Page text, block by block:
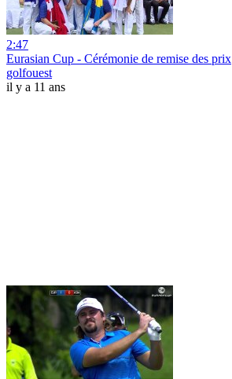
2:47
Eurasian Cup - Cérémonie de remise des prix
golfouest
il y a 11 ans